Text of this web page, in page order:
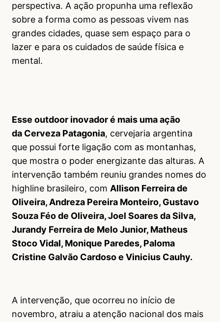
perspectiva. A ação propunha uma reflexão
sobre a forma como as pessoas vivem nas
grandes cidades, quase sem espaço para o
lazer e para os cuidados de saúde física e
mental.
Esse outdoor inovador é mais uma ação
da Cerveza Patagonia, cervejaria argentina
que possui forte ligação com as montanhas,
que mostra o poder energizante das alturas. A
intervenção também reuniu grandes nomes do
highline brasileiro, com Allison Ferreira de
Oliveira, Andreza Pereira Monteiro, Gustavo
Souza Féo de Oliveira, Joel Soares da Silva,
Jurandy Ferreira de Melo Junior, Matheus
Stoco Vidal, Monique Paredes, Paloma
Cristine Galvão Cardoso e Vinicius Cauhy.
A intervenção, que ocorreu no início de
novembro, atraiu a atenção nacional dos mais